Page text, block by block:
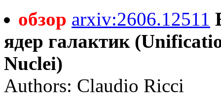
обзор arxiv:2606.12511
ядер галактик
Nuclei)
Authors: Claudio Ricci